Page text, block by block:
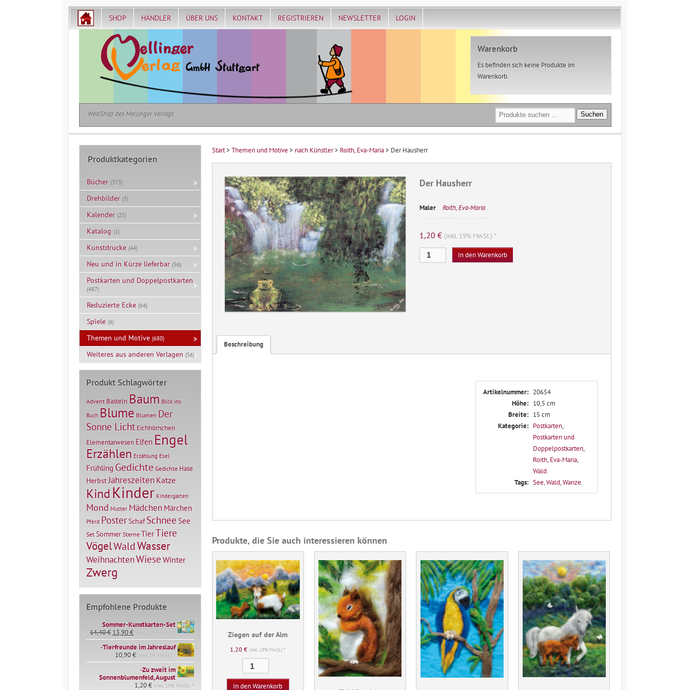
SHOP HÄNDLER ÜBER UNS KONTAKT REGISTRIEREN NEWSLETTER LOGIN
Warenkorb
Es befinden sich keine Produkte im
Warenkorb.
WebShop des Mellinger Verlags
Suchen
nach:
Suchen
Start> Themen und Motive > nach Künstler> Roith, Eva-Maria> Der Hausherr
Der Hausherr
Maler Roith, Eva-Maria
1,20 € (inkl. 19% MwSt.) *
Der
Hausherr
In den Warenkorb
Beschreibung
Artikelnummer: 20654
Höhe: 10,5 cm
Breite: 15 cm
Kategorie: Postkarten,
Postkarten und
Doppelpostkarten,
Roith, Eva-Maria,
Wald.
Tags: See,Wald,Wanze.
Produkte, die Sie auch interessieren können
Ziegen auf der Alm
1,20€ (inkl. 19% MwSt.) *
auf
der
In den Warenkorb
Produktkategorien
Bücher (373)
Drehbilder (3)
Kalender (25)
Katalog (1)
Kunstdrucke (44)
Neu und in Kürze lieferbar (56)
Postkarten und Doppelpostkarten
(487)
Reduzierte Ecke (64)
Spiele (6)
Themen und Motive (680)
Weiteres aus anderen Verlagen (56)
Produkt Schlagwörter
Advent Basteln Baum Blick ins
Buch Blume Blumen Der
Sonne Licht Eichhörnchen
Elementarwesen Elfen Engel
Erzählen Erzählung Esel
Frühling Gedichte Gedichte Hase
HerbstJahreszeiten Katze
KindKinder Kindergarten
Mond Mutter Mädchen Märchen
Pferd PosterSchaf Schnee See
Set Sommer Sterne TierTiere
VögelWaldWasser
WeihnachtenWiese Winter
Zwerg
Empfohlene Produkte
Sommer-Kunstkarten-Set
14,40€ Ursprünglicher
Preis
war:
14,40 €
13,90€Aktueller
Preis
ist:
13,90 €.
(inkl. 19% MwSt.) *
∙Tierfreunde im Jahreslauf
10,90€ (inkl. 7% MwSt.) *
∙Zu zweit im
Sonnenblumenfeld, August
1,20€ (inkl. 19% MwSt.) *